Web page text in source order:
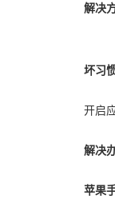
解决
坏习
开启
解决
苹果